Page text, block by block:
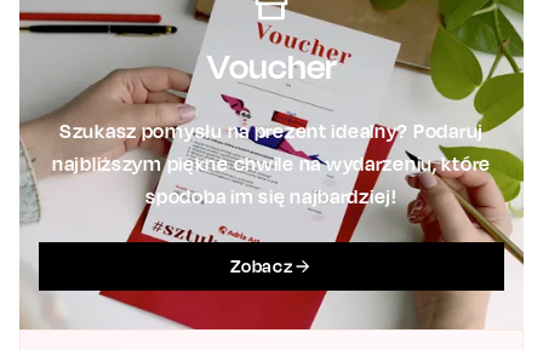
Voucher
Szukasz pomysłu na prezent idealny? Podaruj
najbliższym piękne chwile na wydarzeniu, które
spodoba im się najbardziej!
Zobacz